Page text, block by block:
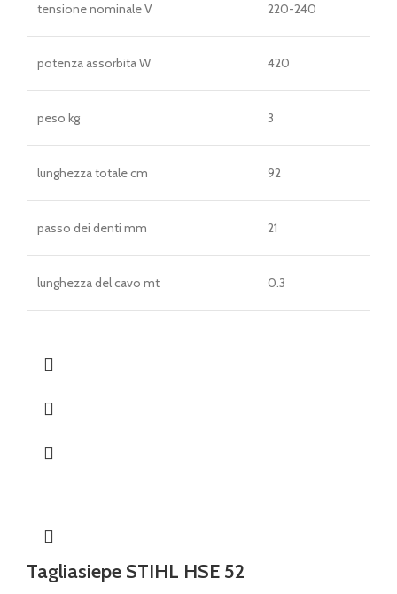
tensione nominale V 220-240
potenza assorbita W 420
peso kg 3
lunghezza totale cm 92
passo dei denti mm 21
lunghezza del cavo mt 0.3
Tagliasiepe STIHL HSE 52